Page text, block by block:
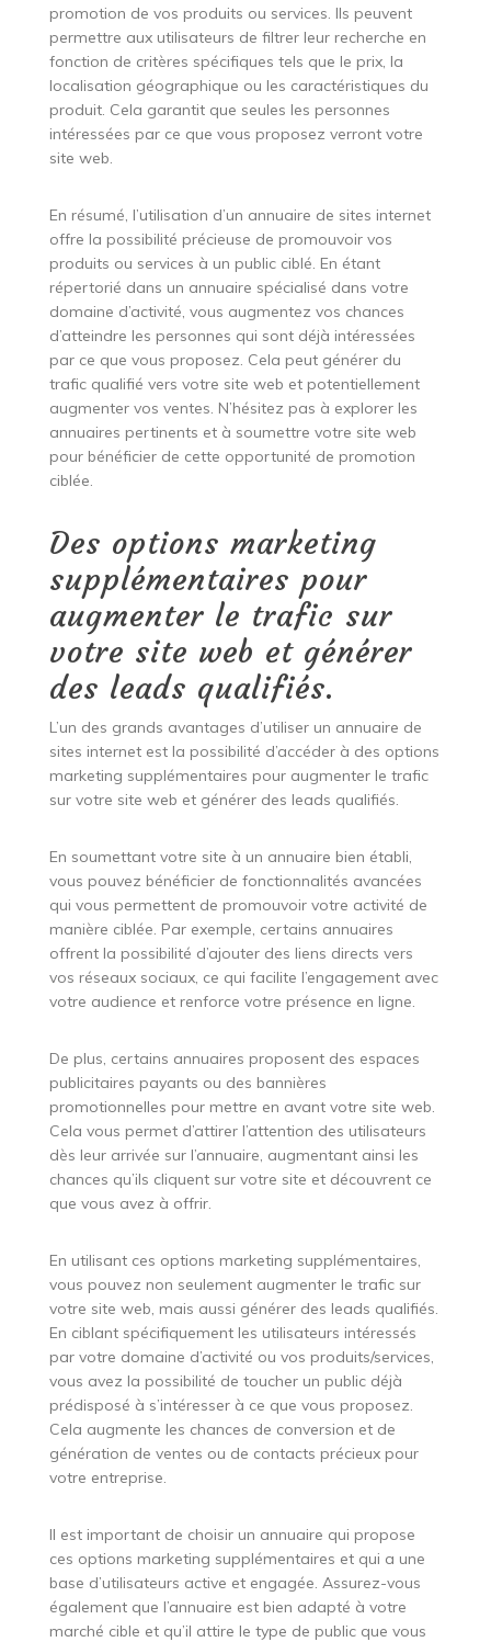
promotion de vos produits ou services. Ils peuvent
permettre aux utilisateurs de filtrer leur recherche en
fonction de critères spécifiques tels que le prix, la
localisation géographique ou les caractéristiques du
produit. Cela garantit que seules les personnes
intéressées par ce que vous proposez verront votre
site web.
En résumé, l’utilisation d’un annuaire de sites internet
offre la possibilité précieuse de promouvoir vos
produits ou services à un public ciblé. En étant
répertorié dans un annuaire spécialisé dans votre
domaine d’activité, vous augmentez vos chances
d’atteindre les personnes qui sont déjà intéressées
par ce que vous proposez. Cela peut générer du
trafic qualifié vers votre site web et potentiellement
augmenter vos ventes. N’hésitez pas à explorer les
annuaires pertinents et à soumettre votre site web
pour bénéficier de cette opportunité de promotion
ciblée.
Des options marketing
supplémentaires pour
augmenter le trafic sur
votre site web et générer
des leads qualifiés.
L’un des grands avantages d’utiliser un annuaire de
sites internet est la possibilité d’accéder à des options
marketing supplémentaires pour augmenter le trafic
sur votre site web et générer des leads qualifiés.
En soumettant votre site à un annuaire bien établi,
vous pouvez bénéficier de fonctionnalités avancées
qui vous permettent de promouvoir votre activité de
manière ciblée. Par exemple, certains annuaires
offrent la possibilité d’ajouter des liens directs vers
vos réseaux sociaux, ce qui facilite l’engagement avec
votre audience et renforce votre présence en ligne.
De plus, certains annuaires proposent des espaces
publicitaires payants ou des bannières
promotionnelles pour mettre en avant votre site web.
Cela vous permet d’attirer l’attention des utilisateurs
dès leur arrivée sur l’annuaire, augmentant ainsi les
chances qu’ils cliquent sur votre site et découvrent ce
que vous avez à offrir.
En utilisant ces options marketing supplémentaires,
vous pouvez non seulement augmenter le trafic sur
votre site web, mais aussi générer des leads qualifiés.
En ciblant spécifiquement les utilisateurs intéressés
par votre domaine d’activité ou vos produits/services,
vous avez la possibilité de toucher un public déjà
prédisposé à s’intéresser à ce que vous proposez.
Cela augmente les chances de conversion et de
génération de ventes ou de contacts précieux pour
votre entreprise.
Il est important de choisir un annuaire qui propose
ces options marketing supplémentaires et qui a une
base d’utilisateurs active et engagée. Assurez-vous
également que l’annuaire est bien adapté à votre
marché cible et qu’il attire le type de public que vous